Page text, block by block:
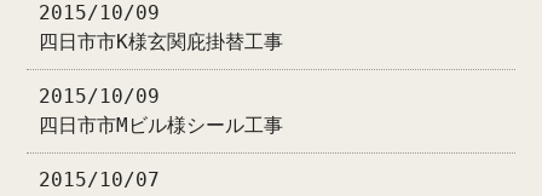
2015/10/09
四日市市K様玄関庇掛替工事
2015/10/09
四日市市Mビル様シール工事
2015/10/07